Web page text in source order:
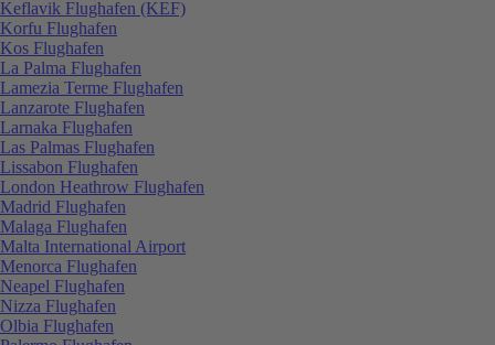
Keflavik Flughafen (KEF)
Korfu Flughafen
Kos Flughafen
La Palma Flughafen
Lamezia Terme Flughafen
Lanzarote Flughafen
Larnaka Flughafen
Las Palmas Flughafen
Lissabon Flughafen
London Heathrow Flughafen
Madrid Flughafen
Malaga Flughafen
Malta International Airport
Menorca Flughafen
Neapel Flughafen
Nizza Flughafen
Olbia Flughafen